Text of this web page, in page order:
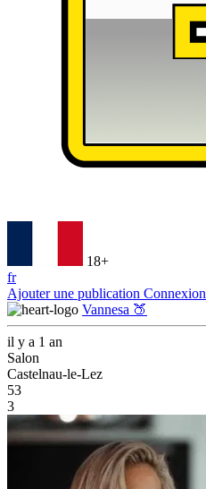
18+
fr
Ajouter une publication Connexion
Vannesa 🍑
il y a 1 an
Salon
Castelnau-le-Lez
53
3